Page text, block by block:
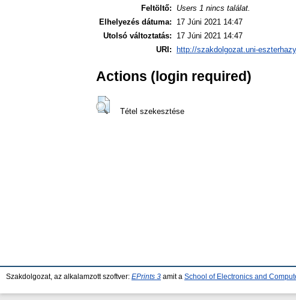
Feltöltő:
Users 1 nincs találat.
Elhelyezés dátuma:
17 Júni 2021 14:47
Utolsó változtatás:
17 Júni 2021 14:47
URI:
http://szakdolgozat.uni-
Actions (login required)
Tétel szekesztése
Szakdolgozat, az alkalamzott szoftver: EPrints 3 amit a School of Electronics and